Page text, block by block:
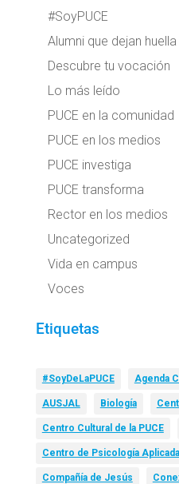
#SoyPUCE
Alumni que dejan huella
Descubre tu vocación
Lo más leído
PUCE en la comunidad
PUCE en los medios
PUCE investiga
PUCE transforma
Rector en los medios
Uncategorized
Vida en campus
Voces
Etiquetas
#SoyDeLaPUCE Agenda
AUSJAL Biología
Centro Cultural de la PUCE
Centro de Psicología Aplicada
Compañía de Jesús